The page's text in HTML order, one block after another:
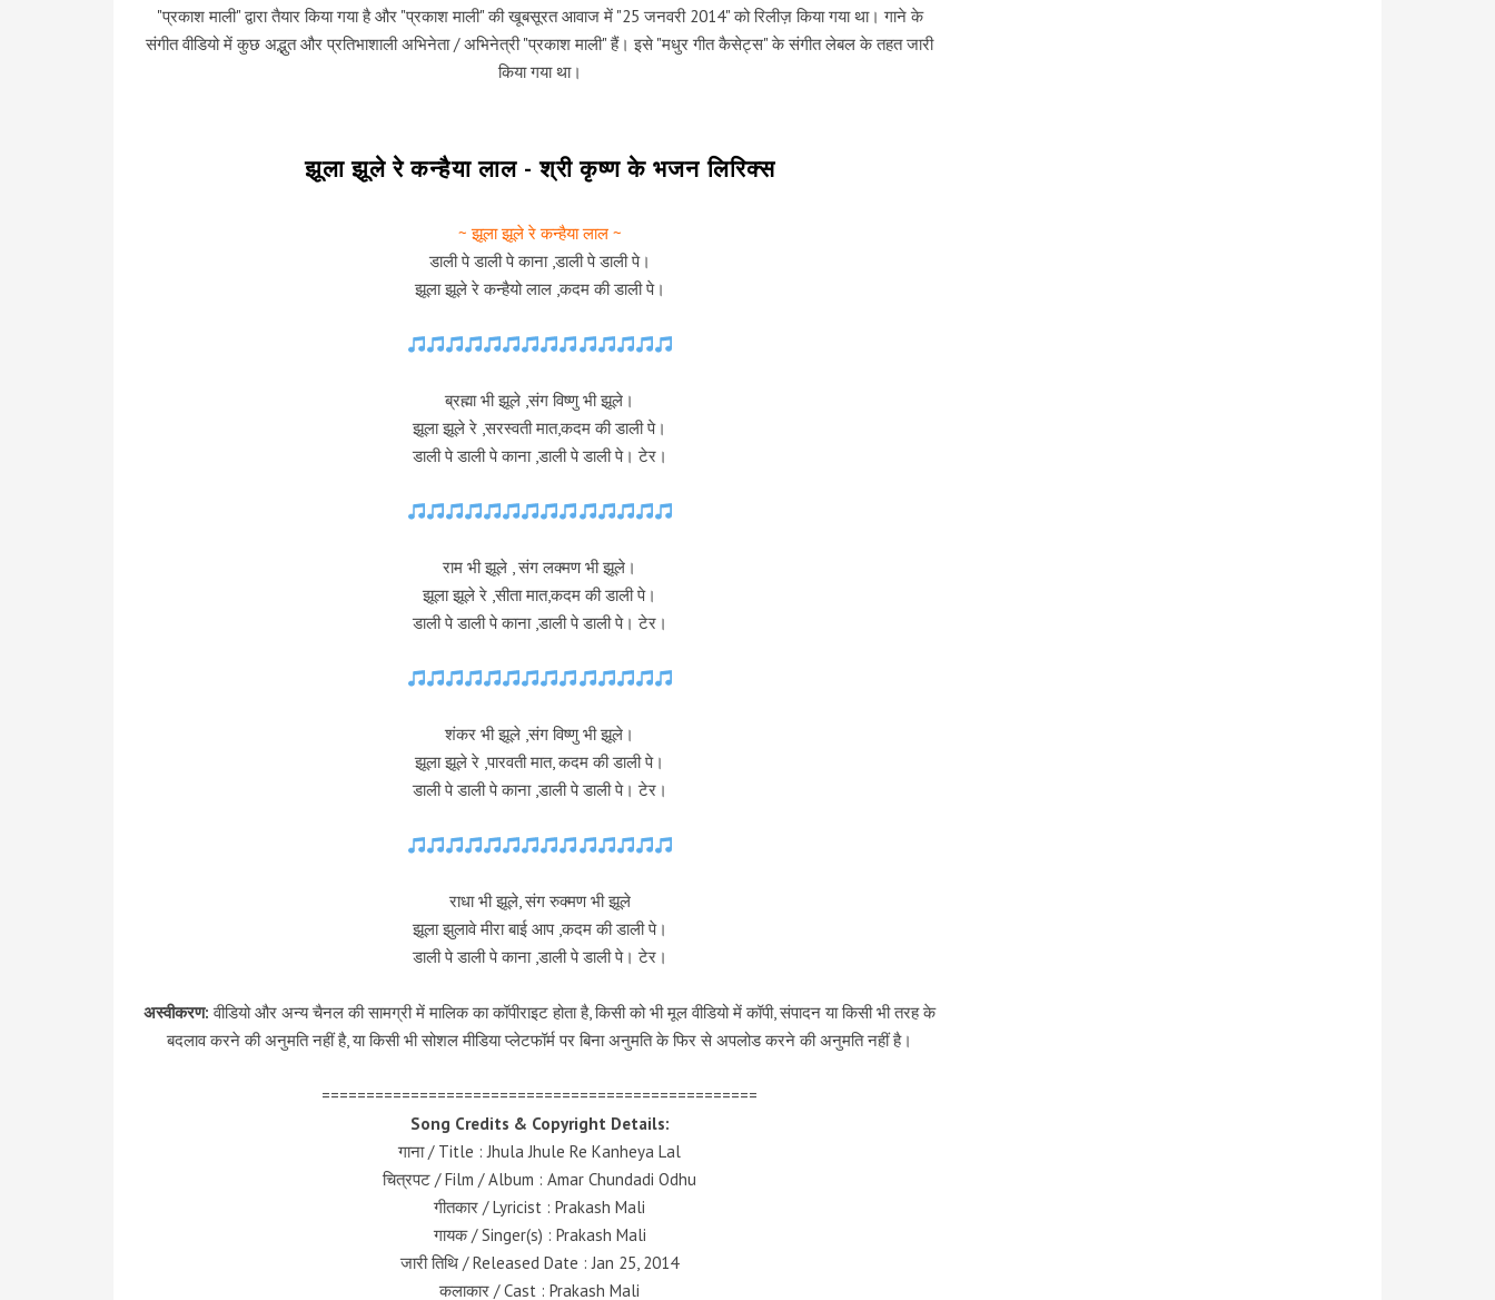
"प्रकाश माली" द्वारा तैयार किया गया है और "प्रकाश माली" की खूबसूरत आवाज में "25 जनवरी 2014" को रिलीज़ किया गया था। गाने के
संगीत वीडियो में कुछ अद्भुत और प्रतिभाशाली अभिनेता / अभिनेत्री "प्रकाश माली" हैं। इसे "मधुर गीत कैसेट्स" के संगीत लेबल के तहत जारी
किया गया था।
झूला झूले रे कन्हैया लाल - श्री कृष्ण के भजन लिरिक्स
~ झूला झूले रे कन्हैया लाल ~
डाली पे डाली पे काना ,डाली पे डाली पे।
झूला झूले रे कन्हैयो लाल ,कदम की डाली पे।
ब्रह्मा भी झूले ,संग विष्णु भी झूले।
झूला झूले रे ,सरस्वती मात,कदम की डाली पे।
डाली पे डाली पे काना ,डाली पे डाली पे। टेर।
राम भी झूले , संग लक्मण भी झूले।
झूला झूले रे ,सीता मात,कदम की डाली पे।
डाली पे डाली पे काना ,डाली पे डाली पे। टेर।
शंकर भी झूले ,संग विष्णु भी झूले।
झूला झूले रे ,पारवती मात, कदम की डाली पे।
डाली पे डाली पे काना ,डाली पे डाली पे। टेर।
राधा भी झूले, संग रुक्मण भी झूले
झूला झुलावे मीरा बाई आप ,कदम की डाली पे।
डाली पे डाली पे काना ,डाली पे डाली पे। टेर।
अस्वीकरण: वीडियो और अन्य चैनल की सामग्री में मालिक का कॉपीराइट होता है, किसी को भी मूल वीडियो में कॉपी, संपादन या किसी भी तरह के
बदलाव करने की अनुमति नहीं है, या किसी भी सोशल मीडिया प्लेटफॉर्म पर बिना अनुमति के फिर से अपलोड करने की अनुमति नहीं है।
=================================================
Song Credits & Copyright Details:
गाना / Title : Jhula Jhule Re Kanheya Lal
चित्रपट / Film / Album : Amar Chundadi Odhu
गीतकार / Lyricist : Prakash Mali
गायक / Singer(s) : Prakash Mali
जारी तिथि / Released Date : Jan 25, 2014
कलाकार / Cast : Prakash Mali